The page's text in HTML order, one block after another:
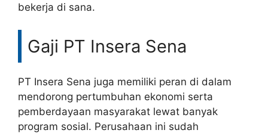
bekerja di sana.
Gaji PT Insera Sena
PT Insera Sena juga memiliki peran di dalam
mendorong pertumbuhan ekonomi serta
pemberdayaan masyarakat lewat banyak
program sosial. Perusahaan ini sudah